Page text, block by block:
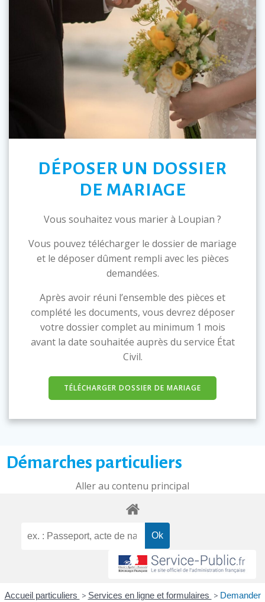
DÉPOSER UN DOSSIER
DE MARIAGE
Vous souhaitez vous marier à Loupian ?
Vous pouvez télécharger le dossier de mariage
et le déposer dûment rempli avec les pièces
demandées.
Après avoir réuni l’ensemble des pièces et
complété les documents, vous devrez déposer
votre dossier complet au minimum 1 mois
avant la date souhaitée auprès du service État
Civil.
TÉLÉCHARGER DOSSIER DE MARIAGE
Démarches particuliers
Aller au contenu principal
Accueil particuliers > Services en ligne et formulaires > Demander